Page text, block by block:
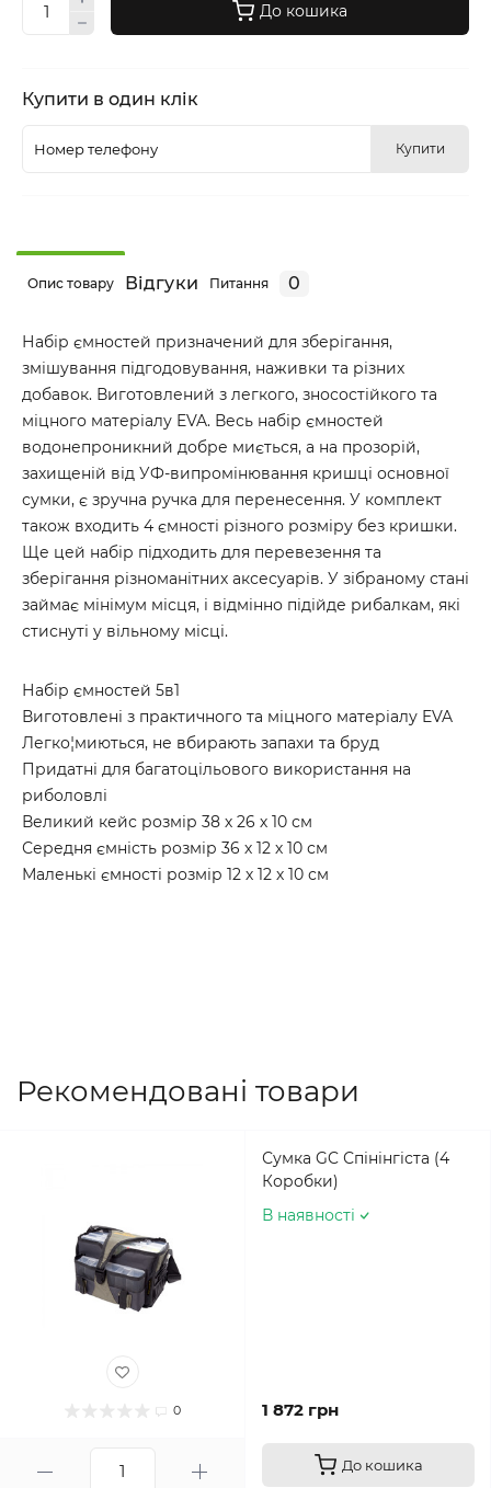
До кошика
Купити в один клік
Купити
Опис товару Відгуки Питання 0
Набір ємностей призначений для зберігання,
змішування підгодовування, наживки та різних
добавок. Виготовлений з легкого, зносостійкого та
міцного матеріалу EVA. Весь набір ємностей
водонепроникний добре миється, а на прозорій,
захищеній від УФ-випромінювання кришці основної
сумки, є зручна ручка для перенесення. У комплект
також входить 4 ємності різного розміру без кришки.
Ще цей набір підходить для перевезення та
зберігання різноманітних аксесуарів. У зібраному стані
займає мінімум місця, і відмінно підійде рибалкам, які
стиснуті у вільному місці.
Набір ємностей 5в1
Виготовлені з практичного та міцного матеріалу EVA
Легко¦миються, не вбирають запахи та бруд
Придатні для багатоцільового використання на
риболовлі
Великий кейс розмір 38 х 26 х 10 см
Середня ємність розмір 36 х 12 х 10 см
Маленькі ємності розмір 12 х 12 х 10 см
Рекомендовані товари
0
Сумка GC Спінінгіста (4
Коробки)
В наявності
1 872 грн
До кошика